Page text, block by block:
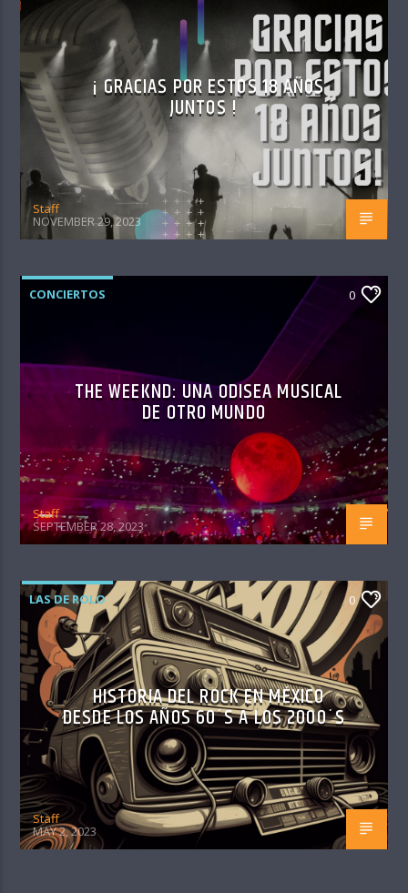
¡ GRACIAS POR ESTOS 18 AÑOS
JUNTOS !
Staff
NOVEMBER 29, 2023
CONCIERTOS 0
THE WEEKND: UNA ODISEA MUSICAL
DE OTRO MUNDO
Staff
SEPTEMBER 28, 2023
LAS DE ROLO 0
HISTORIA DEL ROCK EN MÉXICO
DESDE LOS AÑOS 60´S A LOS 2000´S
Staff
MAY 2, 2023